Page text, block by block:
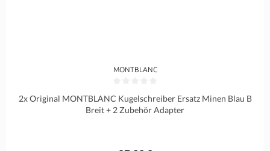
MONTBLANC
2x Original MONTBLANC Kugelschreiber Ersatz Minen Blau B
Breit + 2 Zubehör Adapter